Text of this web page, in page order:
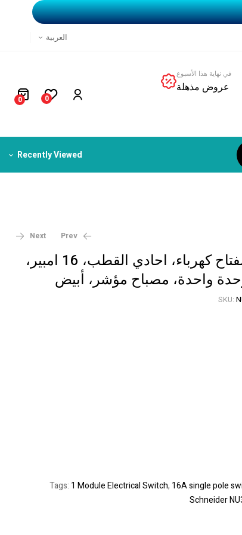
العربية
في نهاية هذا الأسبوع
عروض مذهلة
0
0
Recently Viewed
Prev
16,000 EGP
Next
EGP 5,150 EGP
شنايدر NU316118S، مفتاح كهرباء، احادي القطب، 16 امبير،
وحدة واحدة، مصباح مؤشر، أبيض
SKU:
Tags: 1 Module Electrical Switch, 16A single pole
Schneider